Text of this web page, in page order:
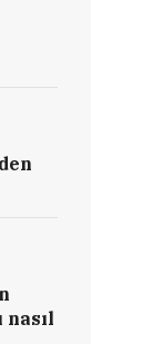
nasıl